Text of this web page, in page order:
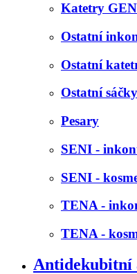
Katetry
Ostatní
Ostatní
Ostatní
Pesary
SENI -
SENI -
TENA -
TENA -
Antidekubitní